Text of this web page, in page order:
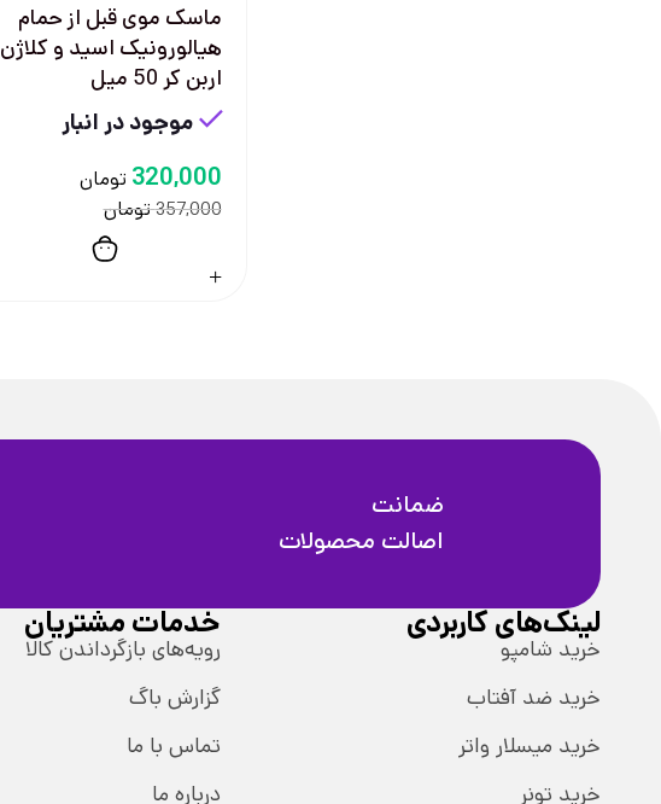
ماسک موی قبل از حمام
هیالورونیک اسید و کلاژن
اربن کر 50 میل
موجود در انبار
357,000تومان
320,000 تومان
ضمانت
اصالت محصولات
لینک‌های کاربردی
خرید شامپو
خرید ضد آفتاب
خرید میسلار واتر
خرید تونر
خدمات مشتریان
رویه‌های بازگرداندن کالا
گزارش باگ
تماس با ما
درباره ما